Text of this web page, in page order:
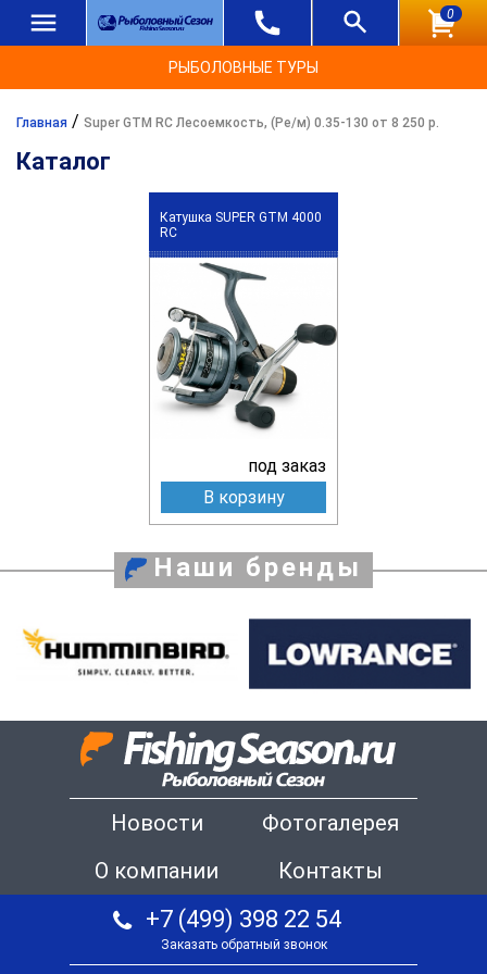
0
РЫБОЛОВНЫЕ ТУРЫ
Главная / Super GTM RC Лесоемкость, (Ре/м) 0.35-130 от 8 250 р.
Каталог
Катушка SUPER GTM 4000
RC
под заказ
В корзину
Наши бренды
Новости
Фотогалерея
О компании
Контакты
+7 (499) 398 22 54
Заказать обратный звонок